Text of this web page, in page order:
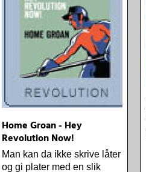
Home Groan - Hey
Revolution Now!
Man kan da ikke skrive låter
og gi plater med en slik